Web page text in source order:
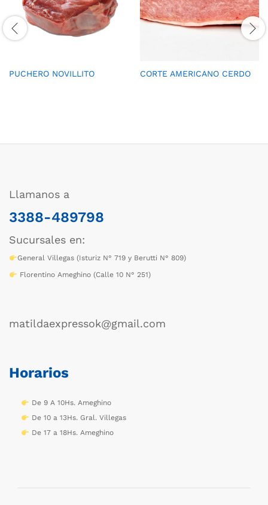
PUCHERO NOVILLITO CORTE AMERICANO CERDO
Llamanos a
3388-489798
Sucursales en:
General Villegas (Isturiz N° 719 y Berutti N° 809)
Florentino Ameghino (Calle 10 N° 251)
matildaexpressok@gmail.com
Horarios
De 9 A 10Hs. Ameghino
De 10 a 13Hs. Gral. Villegas
De 17 a 18Hs. Ameghino